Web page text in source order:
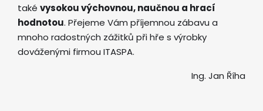
také vysokou výchovnou, naučnou a hrací
hodnotou. Přejeme Vám příjemnou zábavu a
mnoho radostných zážitků při hře s výrobky
dováženými firmou ITASPA.
Ing. Jan Říha